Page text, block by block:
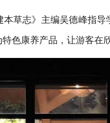
草志》主编吴德峰指导
色康养产品，让游客在